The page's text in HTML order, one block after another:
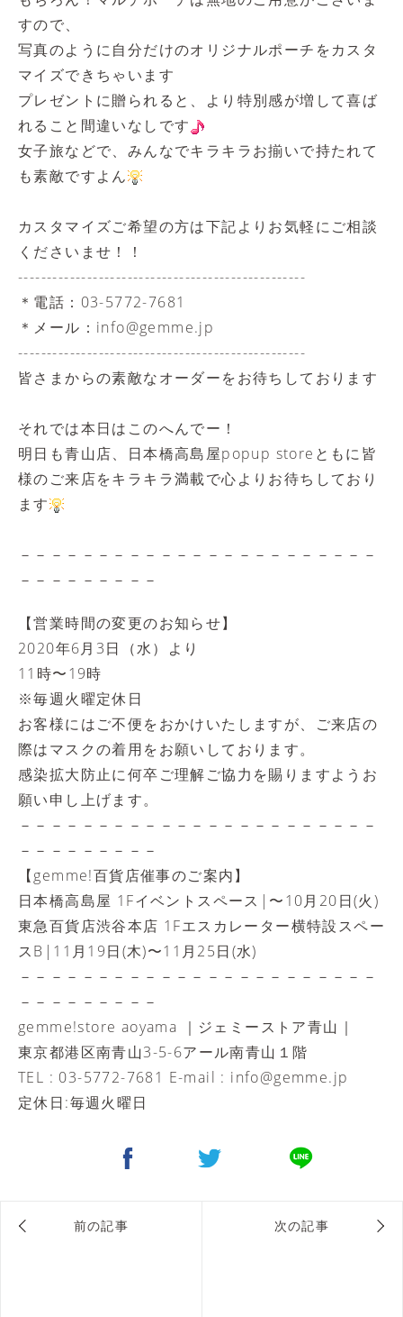
すので、
写真のように自分だけのオリジナルポーチをカスタ
マイズできちゃいます
プレゼントに贈られると、より特別感が増して喜ば
れること間違いなしです
女子旅などで、みんなでキラキラお揃いで持たれて
も素敵ですよん
カスタマイズご希望の方は下記よりお気軽にご相談
くださいませ！！
--------------------------------------------------
＊ 電話：03-5772-7681
＊ メール： info@gemme.jp
--------------------------------------------------
皆さまからの素敵なオーダーをお待ちしております
それでは本日はこのへんでー！
明日も青山店、日本橋高島屋popup storeともに皆
様のご来店をキラキラ満載で心よりお待ちしており
ます
－－－－－－－－－－－－－－－－－－－－－－－
－－－－－－－－－
【営業時間の変更のお知らせ】
2020年6月3日（水）より
11時〜19時
※毎週火曜定休日
お客様にはご不便をおかけいたしますが、ご来店の
際はマスクの着用をお願いしております。
感染拡大防止に何卒ご理解ご協力を賜りますようお
願い申し上げます。
－－－－－－－－－－－－－－－－－－－－－－－
－－－－－－－－－
【gemme!百貨店催事のご案内】
日本橋高島屋 1Fイベントスペース|〜10月20日(火)
東急百貨店渋谷本店 1Fエスカレーター横特設スペー
スB|11月19日(木)〜11月25日(水)
－－－－－－－－－－－－－－－－－－－－－－－
－－－－－－－－－
gemme!store aoyama ｜ジェミーストア青山｜
東京都港区南青山3-5-6アール南青山１階
TEL : 03-5772-7681 E-mail : info@gemme.jp
定休日:毎週火曜日
前の記事 次の記事